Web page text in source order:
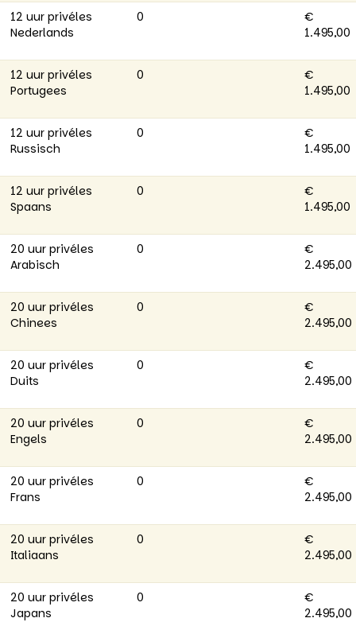
12 uur privéles
Nederlands
0
€
1.495,00
12 uur privéles
Portugees
0
€
1.495,00
12 uur privéles
Russisch
0
€
1.495,00
12 uur privéles
Spaans
0
€
1.495,00
20 uur privéles
Arabisch
0
€
2.495,00
20 uur privéles
Chinees
0
€
2.495,00
20 uur privéles
Duits
0
€
2.495,00
20 uur privéles
Engels
0
€
2.495,00
20 uur privéles
Frans
0
€
2.495,00
20 uur privéles
Italiaans
0
€
2.495,00
20 uur privéles
Japans
0
€
2.495,00